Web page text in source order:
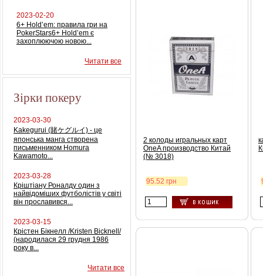
2023-02-20
6+ Hold’em: правила гри на
PokerStars6+ Hold’em є
захоплюючою новою...
Читати все
Зірки покеру
2023-03-30
Kakegurui (賭ケグルイ) - це
японська манга створена
письменником Homura
Kawamoto...
2023-03-28
Кріштіану Роналду один з
найвідоміших футболістів у світі
він прославився...
2023-03-15
Крістен Бікнелл /Kristen Bicknell/
(народилася 29 грудня 1986
року в...
Читати все
2 колоды игральных карт
OneA производство Китай
(№ 3018)
95.52 грн